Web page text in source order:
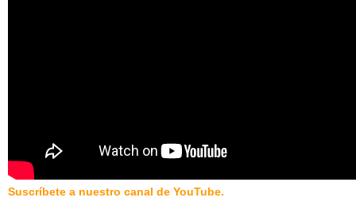
Suscríbete a nuestro canal de YouTube.